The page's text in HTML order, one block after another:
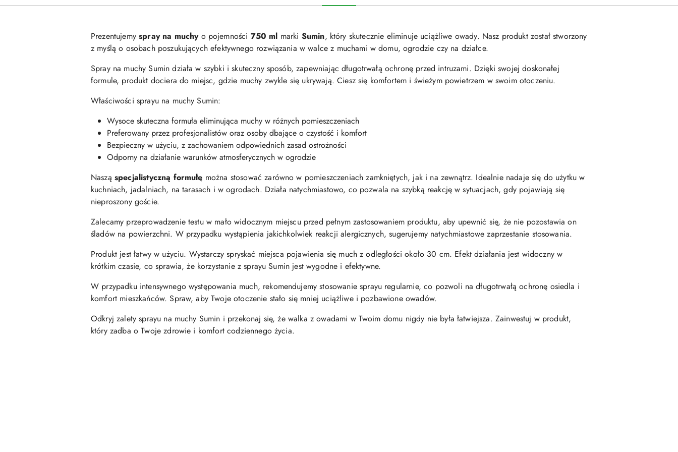
Prezentujemyspray na muchyo pojemności 750 ml marki Sumin, który skutecznie eliminuje uciążliwe owady. Nasz produkt został stworzony
z myślą o osobach poszukujących efektywnego rozwiązania w walce z muchami w domu, ogrodzie czy na działce.
Spray na muchy Sumin działa w szybki i skuteczny sposób, zapewniając długotrwałą ochronę przed intruzami. Dzięki swojej doskonałej
formule, produkt dociera do miejsc, gdzie muchy zwykle się ukrywają. Ciesz się komfortem i świeżym powietrzem w swoim otoczeniu.
Właściwości sprayu na muchy Sumin:
Wysoce skuteczna formuła eliminująca muchy w różnych pomieszczeniach
Preferowany przez profesjonalistów oraz osoby dbające o czystość i komfort
Bezpieczny w użyciu, z zachowaniem odpowiednich zasad ostrożności
Odporny na działanie warunków atmosferycznych w ogrodzie
Naszą specjalistyczną formułę można stosować zarówno w pomieszczeniach zamkniętych, jak i na zewnątrz. Idealnie nadaje się do użytku w
kuchniach, jadalniach, na tarasach i w ogrodach. Działa natychmiastowo, co pozwala na szybką reakcję w sytuacjach, gdy pojawiają się
nieproszony goście.
Zalecamy przeprowadzenie testu w mało widocznym miejscu przed pełnym zastosowaniem produktu, aby upewnić się, że nie pozostawia on
śladów na powierzchni. W przypadku wystąpienia jakichkolwiek reakcji alergicznych, sugerujemy natychmiastowe zaprzestanie stosowania.
Produkt jest łatwy w użyciu. Wystarczy spryskać miejsca pojawienia się much z odległości około 30 cm. Efekt działania jest widoczny w
krótkim czasie, co sprawia, że korzystanie z sprayu Sumin jest wygodne i efektywne.
W przypadku intensywnego występowania much, rekomendujemy stosowanie sprayu regularnie, co pozwoli na długotrwałą ochronę osiedla i
komfort mieszkańców. Spraw, aby Twoje otoczenie stało się mniej uciążliwe i pozbawione owadów.
Odkryj zalety sprayu na muchy Sumin i przekonaj się, że walka z owadami w Twoim domu nigdy nie była łatwiejsza. Zainwestuj w produkt,
który zadba o Twoje zdrowie i komfort codziennego życia.